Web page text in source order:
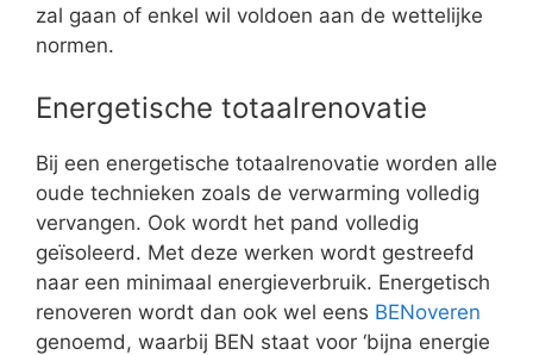
zal gaan of enkel wil voldoen aan de wettelijke
normen.
Energetische totaalrenovatie
Bij een energetische totaalrenovatie worden alle
oude technieken zoals de verwarming volledig
vervangen. Ook wordt het pand volledig
geïsoleerd. Met deze werken wordt gestreefd
naar een minimaal energieverbruik. Energetisch
renoveren wordt dan ook wel eens BENoveren
genoemd, waarbij BEN staat voor ‘bijna energie